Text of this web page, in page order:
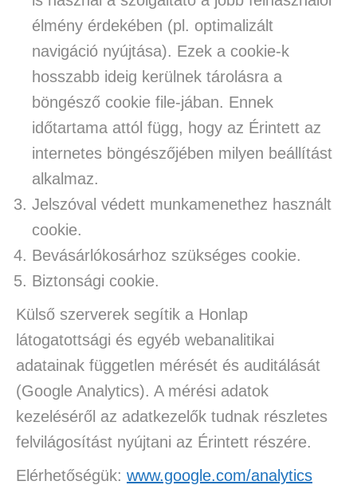
élmény érdekében (pl. optimalizált
navigáció nyújtása). Ezek a cookie-k
hosszabb ideig kerülnek tárolásra a
böngésző cookie file-jában. Ennek
időtartama attól függ, hogy az Érintett az
internetes böngészőjében milyen beállítást
alkalmaz.
Jelszóval védett munkamenethez használt
cookie.
Bevásárlókosárhoz szükséges cookie.
Biztonsági cookie.
Külső szerverek segítik a Honlap
látogatottsági és egyéb webanalitikai
adatainak független mérését és auditálását
(Google Analytics). A mérési adatok
kezeléséről az adatkezelők tudnak részletes
felvilágosítást nyújtani az Érintett részére.
Elérhetőségük: www.google.com/analytics